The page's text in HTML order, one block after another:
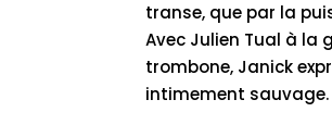
transe, que par la
Avec Julien Tual à la
trombone, Janick
intimement sauvage.